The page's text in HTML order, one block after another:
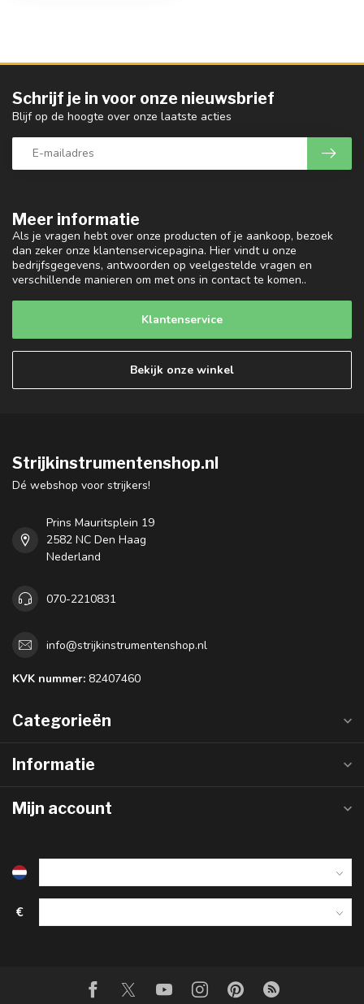
Meer informatie
Als je vragen hebt over onze producten of je aankoop, bezoek
dan zeker onze klantenservicepagina. Hier vindt u onze
bedrijfsgegevens, antwoorden op veelgestelde vragen en
verschillende manieren om met ons in contact te komen..
Klantenservice
Bekijk onze winkel
Schrijf je in voor onze nieuwsbrief
Blijf op de hoogte over onze laatste acties
Strijkinstrumentenshop.nl
Dé webshop voor strijkers!
Prins Mauritsplein 19
2582 NC Den Haag
Nederland
070-2210831
info@strijkinstrumentenshop.nl
KVK nummer: 82407460
Categorieën
Informatie
Mijn account
€